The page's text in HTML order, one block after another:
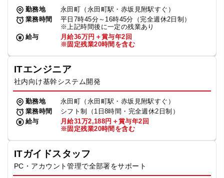
勤務地
永田町（永田町駅・赤坂見附駅すぐ）
業務時間
平日7時45分～16時45分（完全週休2日制）
※上記時間後に一定の残業あり
給与
月給36万円＋賞与年2回
※固定残業20時間を含む
ITエンジニア
社内向け基幹システム開発
勤務地
永田町（永田町駅・赤坂見附駅すぐ）
業務時間
シフト制（1日8時間・完全週休2日制）
給与
月給31万2,188円＋賞与年2回
※固定残業20時間を含む
ITガイドスタッフ
PC・アカウント管理で全部署をサポート